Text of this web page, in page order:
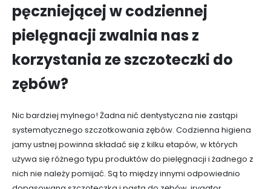
pęczniejącej w codziennej
pielęgnacji zwalnia nas z
korzystania ze szczoteczki do
zębów?
Nic bardziej mylnego! Żadna nić dentystyczna nie zastąpi
systematycznego szczotkowania zębów. Codzienna higiena
jamy ustnej powinna składać się z kilku etapów, w których
używa się różnego typu produktów do pielęgnacji i żadnego z
nich nie należy pomijać. Są to między innymi odpowiednio